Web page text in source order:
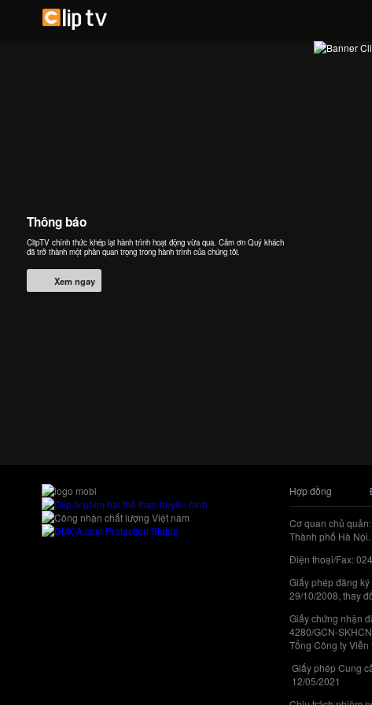
Thông báo
ClipTV chính thức khép lại hành trình hoạt động vừa qua. Cảm ơn Quý khách
đã trở thành một phần quan trọng trong hành trình của chúng tôi.
Xem ngay
Hợp đồng
Cơ quan chủ
Thành phố Hà Nội.
Điện thoại/Fax:
Giấy phép đăng
29/10/2008, thay
Giấy chứng nhận
4280/GCN-
Tổng Công ty
Giấy phép Cung
12/05/2021